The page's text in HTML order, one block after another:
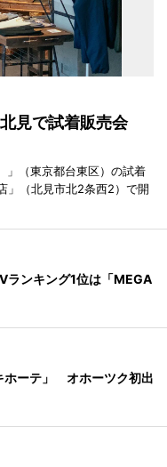
見で試着販売会
」（東京都台東区）の試着
」（北見市北2条西2）で開
ランキング1位は「MEGA
ホーテ」 オホーツク初出